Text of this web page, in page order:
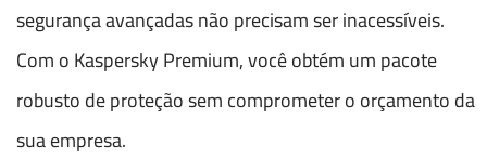
segurança avançadas não precisam ser inacessíveis.
Com o Kaspersky Premium, você obtém um pacote
robusto de proteção sem comprometer o orçamento da
sua empresa.